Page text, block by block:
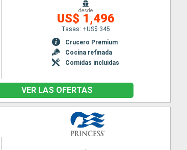
desde
US$ 1,496
Tasas: +US$ 345
Crucero Premium
Cocina refinada
Comidas incluidas
VER LAS OFERTAS